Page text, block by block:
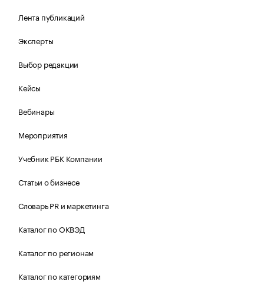
Лента публикаций
Эксперты
Выбор редакции
Кейсы
Вебинары
Мероприятия
Учебник РБК Компании
Статьи о бизнесе
Словарь PR и маркетинга
Каталог по ОКВЭД
Каталог по регионам
Каталог по категориям